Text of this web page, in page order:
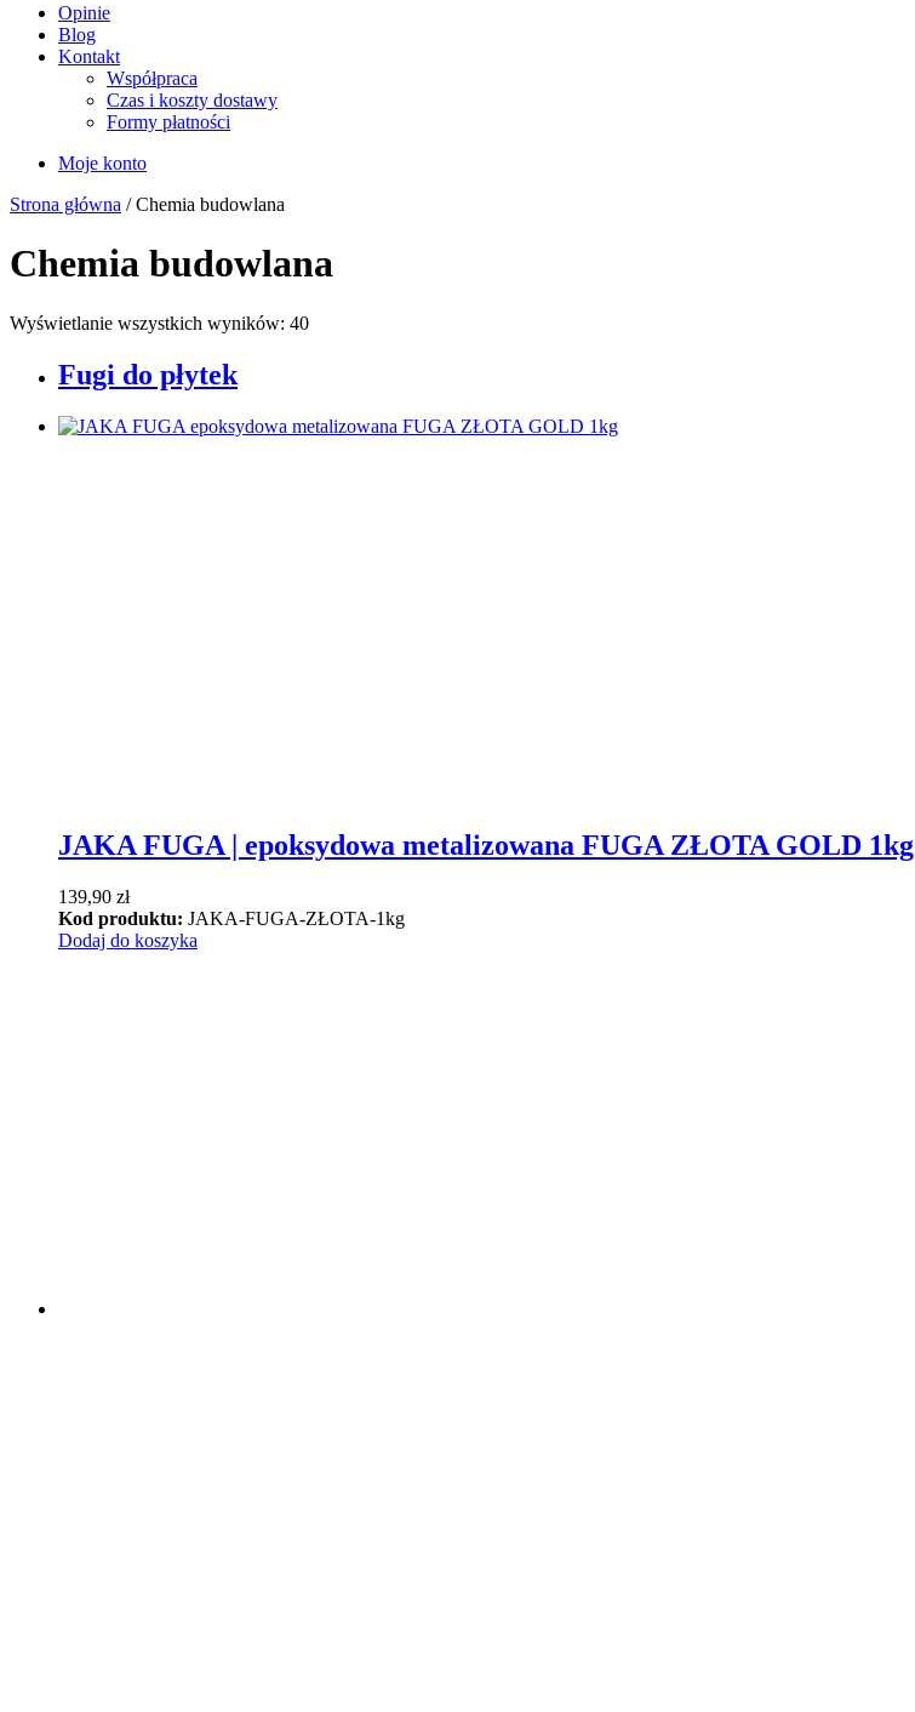
Opinie
Blog
Kontakt
Współpraca
Czas i koszty dostawy
Formy płatności
Moje konto
Strona główna / Chemia budowlana
Chemia budowlana
Wyświetlanie wszystkich wyników: 40
Fugi do płytek
JAKA FUGA | epoksydowa metalizowana FUGA ZŁOTA GOLD 1kg
139,90 zł
Kod produktu: JAKA-FUGA-ZŁOTA-1kg
Dodaj do koszyka